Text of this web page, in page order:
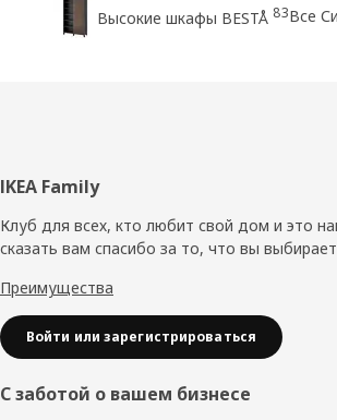
Высокие шкафы BESTÅ 83Все
Нижний
колонтитул
IKEA Family
Клуб для всех, кто любит свой дом и это
сказать вам спасибо за то, что вы
Преимущества
Войти или зарегистрироваться
С заботой о вашем бизнесе